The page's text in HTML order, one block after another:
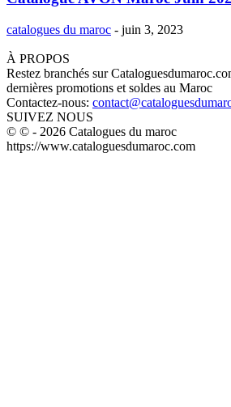
catalogues du maroc - juin 3, 2023
À PROPOS
Restez branchés sur
dernières promotions et soldes au Maroc
Contactez-nous:
SUIVEZ NOUS
© © - 2026 Catalogues du maroc
https://www.cataloguesdumaroc.com